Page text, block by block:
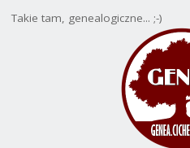
Takie tam, genealogiczne... ;-)